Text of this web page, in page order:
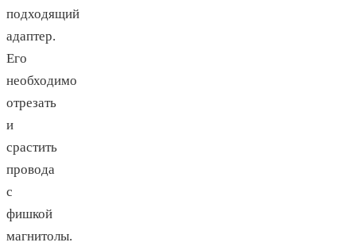
подходящий
адаптер.
Его
необходимо
отрезать
и
срастить
провода
с
фишкой
магнитолы.